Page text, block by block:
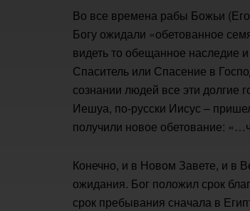
Во все времена рабы Божьи
Богу ожидали «обетованное
видеть то обещанное
Спаситель или Спасение в
сознании людей все эти
Иешуа, по-русски Иисус –
получили новое обетование:
Конечно, и в Новом Завете, и в
ожидания. Бог положил срок
срок пребывания сначала в